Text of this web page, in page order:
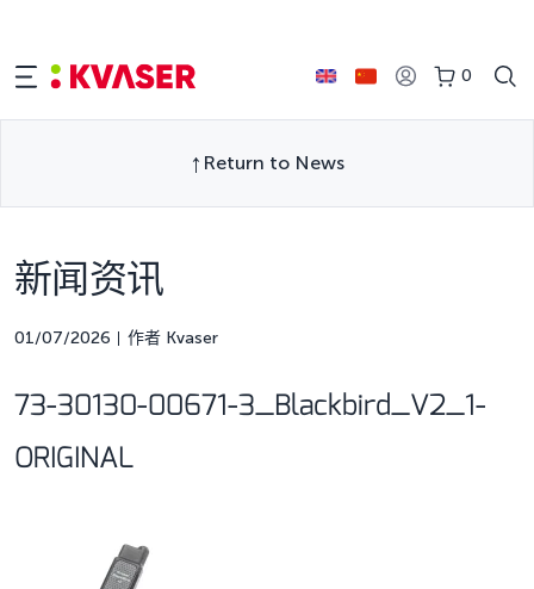
0
Return to News
新闻资讯
01/07/2026 作者 Kvaser
73-30130-00671-3_Blackbird_V2_1-
ORIGINAL